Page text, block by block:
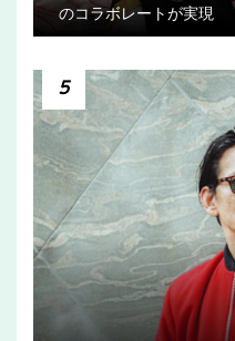
のコラボレートが実現
5